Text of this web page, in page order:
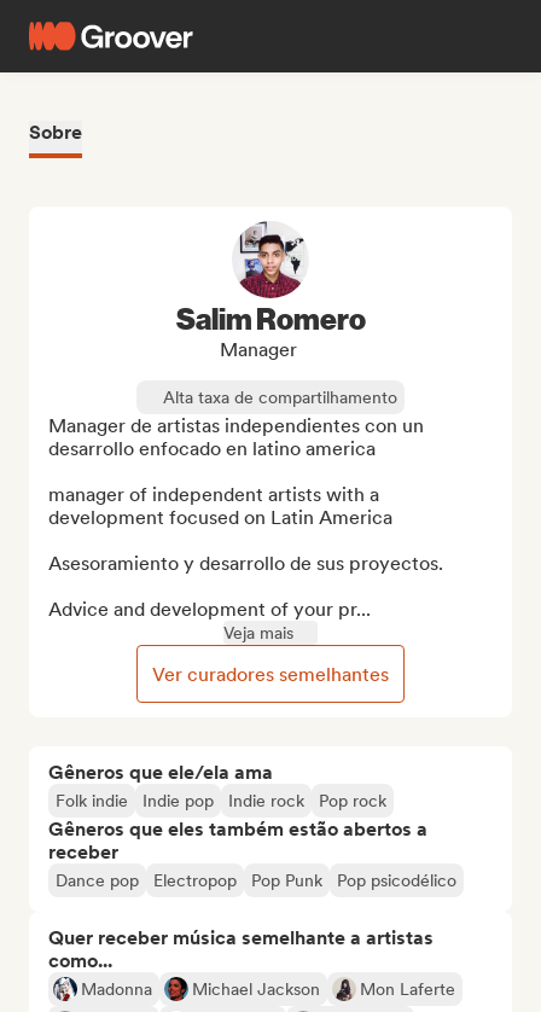
Sobre
Gêneros que ele/ela ama
Folk indie Indie pop Indie rock Pop rock
Gêneros que eles também estão abertos a
receber
Dance pop Electropop Pop Punk Pop psicodélico
Quer receber música semelhante a artistas
como...
Madonna Michael Jackson
Mon Laferte
Salim Romero
Manager
Alta taxa de compartilhamento
Manager de artistas independientes con un
desarrollo enfocado en latino america
manager of independent artists with a
development focused on Latin America
Asesoramiento y desarrollo de sus proyectos.
Advice and development of your pr...
Veja mais
Ver curadores semelhantes